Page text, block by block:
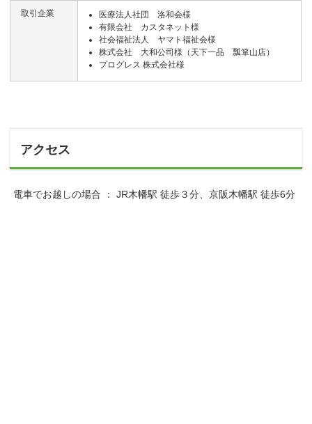
取引企業
医療法人社団 洛和会様
有限会社 カスタネット様
社会福祉法人 ヤマト福祉会様
株式会社 大和公司様（天下一品 瓢箪山店）
プログレス 株式会社様
アクセス
電車でお越しの場合 ： JR木幡駅 徒歩３分、京阪木幡駅 徒歩6分